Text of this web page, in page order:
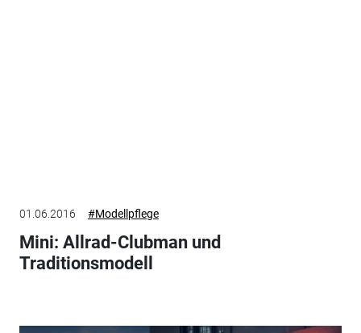
01.06.2016 #Modellpflege
Mini: Allrad-Clubman und
Traditionsmodell